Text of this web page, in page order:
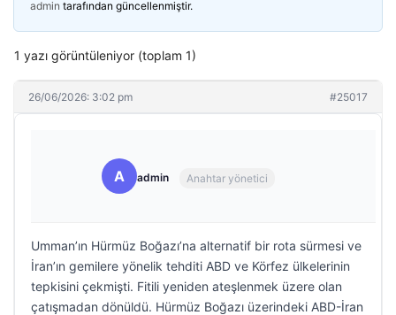
admin tarafından güncellenmiştir.
1 yazı görüntüleniyor (toplam 1)
26/06/2026: 3:02 pm #25017
A admin Anahtar yönetici
Umman’ın Hürmüz Boğazı’na alternatif bir rota sürmesi ve
İran’ın gemilere yönelik tehditi ABD ve Körfez ülkelerinin
tepkisini çekmişti. Fitili yeniden ateşlenmek üzere olan
çatışmadan dönüldü. Hürmüz Boğazı üzerindeki ABD-İran